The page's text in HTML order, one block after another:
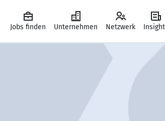
Jobs finden Unternehmen Netzwerk